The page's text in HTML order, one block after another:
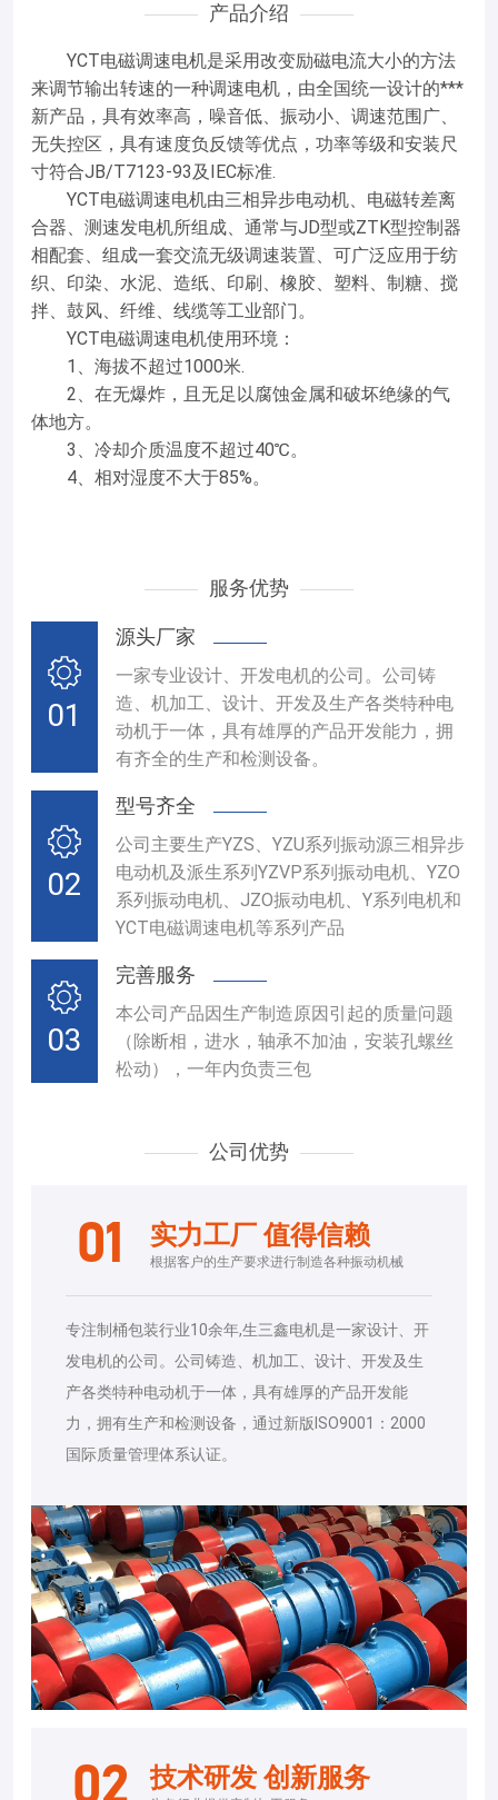
产品介绍
YCT电磁调速电机是采用改变励磁电流大小的方法
来调节输出转速的一种调速电机，由全国统一设计的***
新产品，具有效率高，噪音低、振动小、调速范围广、
无失控区，具有速度负反馈等优点，功率等级和安装尺
寸符合JB/T7123-93及IEC标准.
YCT电磁调速电机由三相异步电动机、电磁转差离
合器、测速发电机所组成、通常与JD型或ZTK型控制器
相配套、组成一套交流无级调速装置、可广泛应用于纺
织、印染、水泥、造纸、印刷、橡胶、塑料、制糖、搅
拌、鼓风、纤维、线缆等工业部门。
YCT电磁调速电机使用环境：
1、海拔不超过1000米.
2、在无爆炸，且无足以腐蚀金属和破坏绝缘的气
体地方。
3、冷却介质温度不超过40℃。
4、相对湿度不大于85%。
服务优势
01
源头厂家
一家专业设计、开发电机的公司。公司铸
造、机加工、设计、开发及生产各类特种电
动机于一体，具有雄厚的产品开发能力，拥
有齐全的生产和检测设备。
02
型号齐全
公司主要生产YZS、YZU系列振动源三相异步
电动机及派生系列YZVP系列振动电机、YZO
系列振动电机、JZO振动电机、Y系列电机和
YCT电磁调速电机等系列产品
03
完善服务
本公司产品因生产制造原因引起的质量问题
（除断相，进水，轴承不加油，安装孔螺丝
松动），一年内负责三包
公司优势
01 实力工厂 值得信赖
根据客户的生产要求进行制造各种振动机械
专注制桶包装行业10余年,生三鑫电机是一家设计、开
发电机的公司。公司铸造、机加工、设计、开发及生
产各类特种电动机于一体，具有雄厚的产品开发能
力，拥有生产和检测设备，通过新版ISO9001：2000
国际质量管理体系认证。
02 技术研发 创新服务